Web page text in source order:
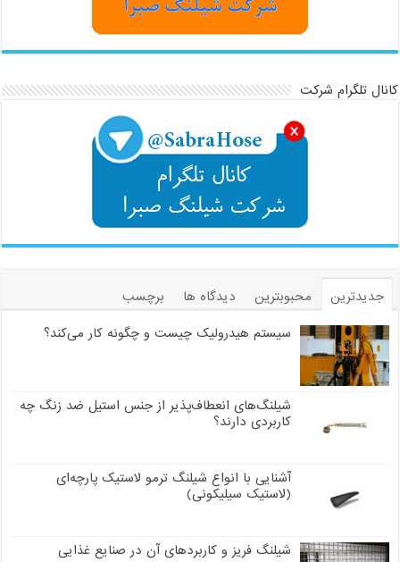
کانال تلگرام شرکت
جدیدترین محبوبترین دیدگاه ها
برچسب
سیستم هیدرولیک چیست و چگونه کار می‌کند؟
شیلنگ‌های انعطاف‌پذیر از جنس استیل ضد زنگ چه
کاربردی دارند؟
آشنایی با انواع شیلنگ ترمو لاستیک پارچه‌ای
(لاستیک سیلیکونی)
شیلنگ فریز و کاربردهای آن در صنایع غذایی